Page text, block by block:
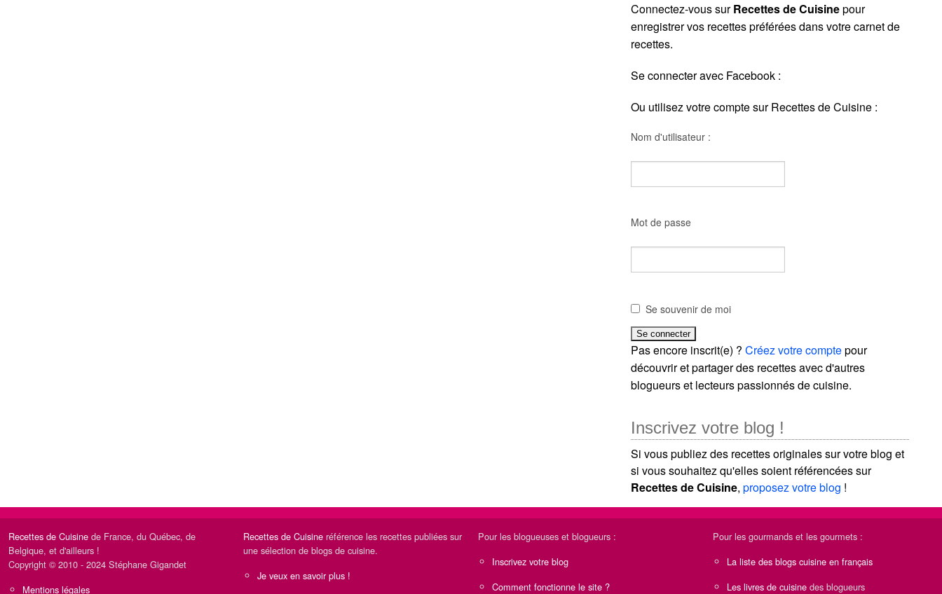
Connectez-vous surRecettes de Cuisinepour
enregistrer vos recettes préférées dans votre carnet de
recettes.
Se connecter avec Facebook :
Ou utilisez votre compte sur Recettes de Cuisine :
Nom d'utilisateur :
Mot de passe
Se souvenir de moi
Pas encore inscrit(e) ?Créez votre comptepour
découvrir et partager des recettes avec d'autres
blogueurs et lecteurs passionnés de cuisine.
Inscrivez votre blog !
Si vous publiez des recettes originales sur votre blog et
si vous souhaitez qu'elles soient référencées sur
Recettes de Cuisine,proposez votre blog !
Recettes de Cuisine de France, du Québec, de
Belgique, et d'ailleurs !
Copyright © 2010 - 2024 Stéphane Gigandet
Mentions légales
Recettes de Cuisine référence les recettes publiées sur
une sélection de blogs de cuisine.
Je veux en savoir plus !
Pour les blogueuses et blogueurs :
Inscrivez votre blog
Comment fonctionne le site ?
Pour les gourmands et les gourmets :
La liste des blogs cuisine en français
Les livres de cuisine des blogueurs